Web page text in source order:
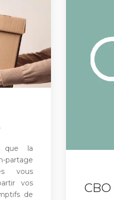
que la
partage
vous
vos
de